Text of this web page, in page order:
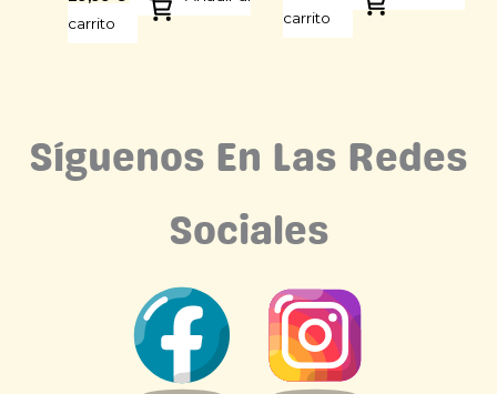
carrito
carrito
Síguenos En Las Redes
Sociales